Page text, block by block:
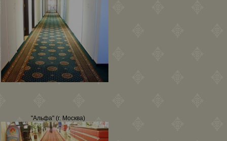
"Альфа" (г. Москва)